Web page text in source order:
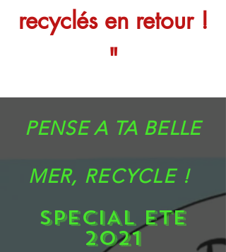
recyclés en retour !
"
PENSE A TA BELLE
MER, RECYCLE !
SPECIAL ETE
2021